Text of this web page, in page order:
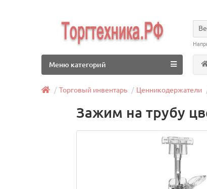
Меню категорий
Торговый инвентарь Ценникодержатели
Зажим на трубу